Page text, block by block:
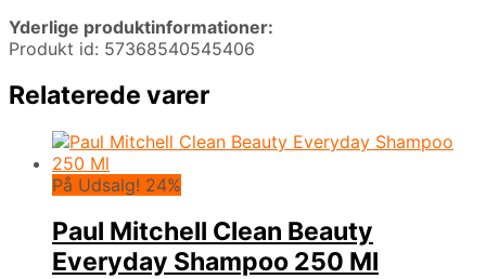
Yderlige produktinformationer:
Produkt id: 57368540545406
Relaterede varer
På Udsalg! 24%
Paul Mitchell Clean Beauty
Everyday Shampoo 250 Ml